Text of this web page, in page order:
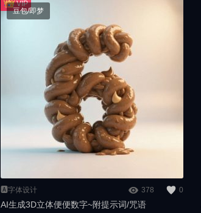
🅰️字体设计 378 0
AI生成3D立体便便数字~附提示词/咒语
豆包/即梦